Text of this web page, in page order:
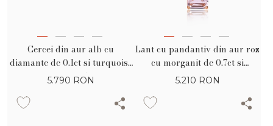
Cercei din aur alb cu
diamante de 0.1ct si turquoise
alb de 0.5ct
5.790 RON
Lant cu pandantiv din aur roz
cu morganit de 0.7ct si
diamante de 0.06ct
5.210 RON